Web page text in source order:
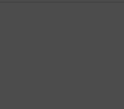
sur Musora vous aide à